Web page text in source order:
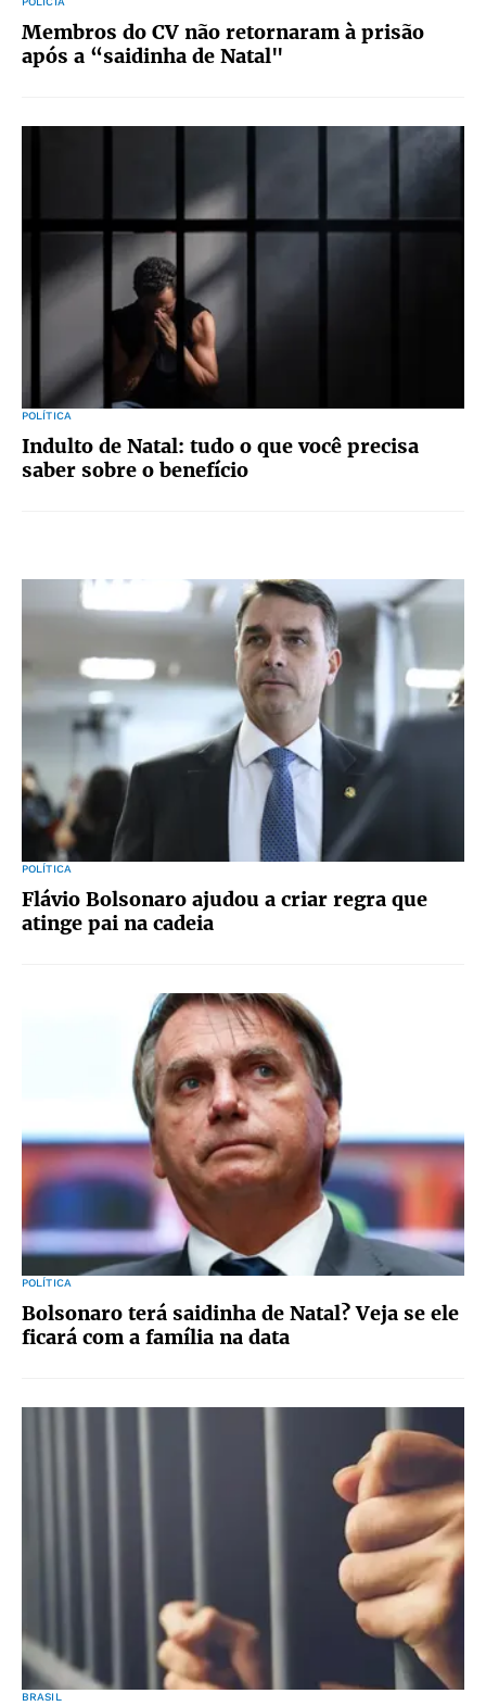
Membros do CV não retornaram à prisão
após a “saidinha de Natal"
POLÍTICA
Indulto de Natal: tudo o que você precisa
saber sobre o benefício
POLÍTICA
Flávio Bolsonaro ajudou a criar regra que
atinge pai na cadeia
POLÍTICA
Bolsonaro terá saidinha de Natal? Veja se ele
ficará com a família na data
BRASIL